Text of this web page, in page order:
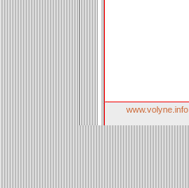
www.volyne.info